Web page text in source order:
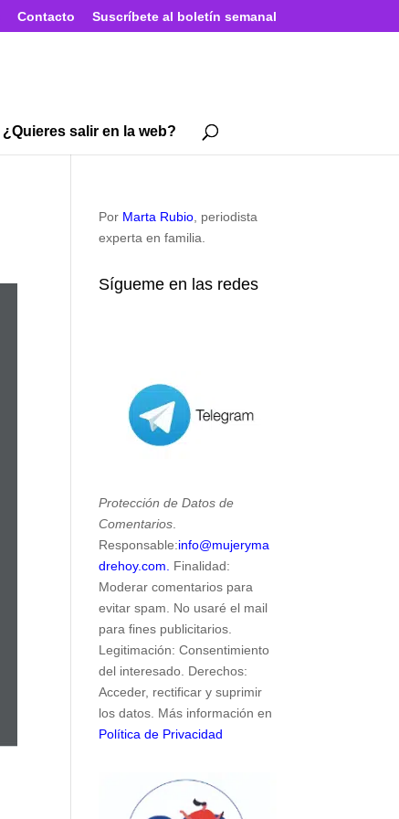
Contacto Suscríbete al boletín semanal
¿Quieres salir en la web?
Por Marta Rubio , periodista
experta en familia.
Sígueme en las redes
Protección de Datos de
Comentarios
Responsable:info@mujeryma
drehoy.com.
Finalidad:
Moderar comentarios para
evitar spam. No usaré el mail
para fines publicitarios.
Legitimación: Consentimiento
del interesado. Derechos:
Acceder, rectificar y suprimir
los datos. Más información en
Política de Privacidad